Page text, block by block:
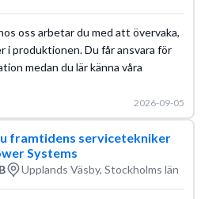
oss arbetar du med att övervaka,
i produktionen. Du får ansvara för
medan du lär känna våra
2026-09-05
framtidens servicetekniker
Systems
Upplands Väsby, Stockholms län